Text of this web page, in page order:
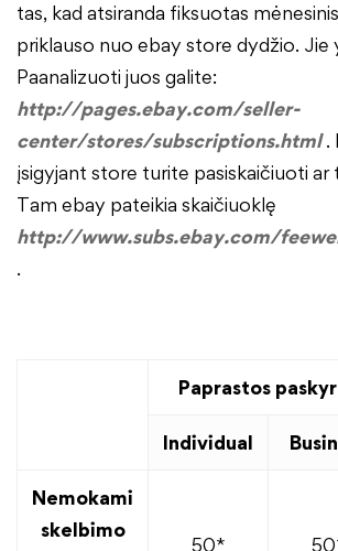
tas, kad atsiranda fiksuotas
priklauso nuo ebay store dydžio. Jie
Paanalizuoti juos galite:
http://pages.ebay.com/seller-
center/stores/subscriptions.html.
įsigyjant store turite pasiskaičiuoti ar
Tam ebay pateikia skaičiuoklę
http://www.subs.ebay.com/
.
Paprastos
Individual
Nemokami
skelbimo
50*